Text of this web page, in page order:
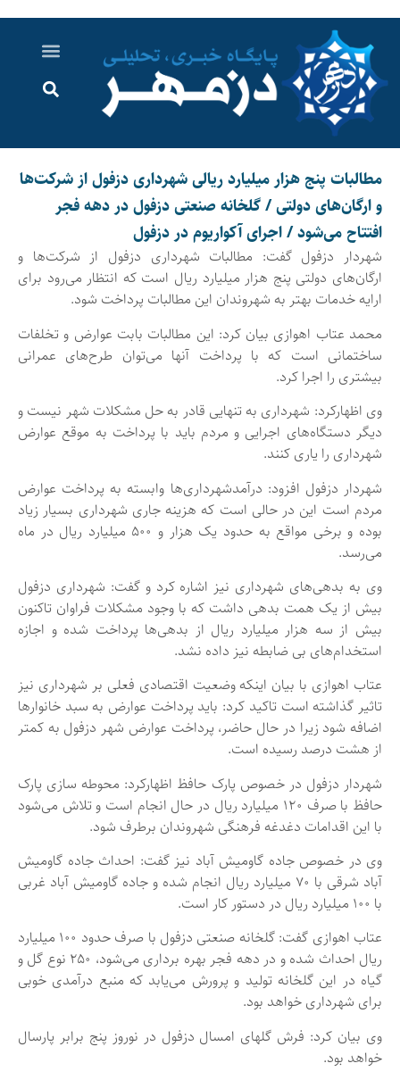
مطالبات پنج هزار میلیارد ریالی شهرداری دزفول از شرکت‌ها
و ارگان‌های دولتی / گلخانه صنعتی دزفول در دهه فجر
افتتاح می‌شود / اجرای آکواریوم در دزفول
شهردار دزفول گفت: مطالبات شهرداری دزفول از شرکت‌ها و
ارگان‌های دولتی پنج هزار میلیارد ریال است که انتظار می‌رود برای
ارایه خدمات بهتر به شهروندان این مطالبات پرداخت شود.
محمد عتاب اهوازی بیان کرد: این مطالبات بابت عوارض و تخلفات
ساختمانی است که با پرداخت آنها می‌توان طرح‌های عمرانی
بیشتری را اجرا کرد.
وی اظهارکرد: شهرداری به تنهایی قادر به حل مشکلات شهر نیست و
دیگر دستگاه‌های اجرایی و مردم باید با پرداخت به موقع عوارض
شهرداری را یاری کنند.
شهردار دزفول افزود: درآمدشهرداری‌ها وابسته به پرداخت عوارض
مردم است این در حالی است که هزینه جاری شهرداری بسیار زیاد
بوده و برخی مواقع به حدود یک هزار و ۵۰۰ میلیارد ریال در ماه
می‌رسد.
وی به بدهی‌های شهرداری نیز اشاره کرد و گفت: شهرداری دزفول
بیش از یک همت بدهی داشت که با وجود مشکلات فراوان تاکنون
بیش از سه هزار میلیارد ریال از بدهی‌ها پرداخت شده و اجازه
استخدام‌های بی ضابطه نیز داده نشد.
عتاب اهوازی با بیان اینکه وضعیت اقتصادی فعلی بر شهرداری نیز
تاثیر گذاشته است تاکید کرد: باید پرداخت عوارض به سبد خانوارها
اضافه شود زیرا در حال حاضر، پرداخت عوارض شهر دزفول به کمتر
از هشت درصد رسیده است.
شهردار دزفول در خصوص پارک حافظ اظهارکرد: محوطه سازی پارک
حافظ با صرف ۱۲۰ میلیارد ریال در حال انجام است و تلاش می‌شود
با این اقدامات دغدغه فرهنگی شهروندان برطرف شود.
وی در خصوص جاده گاومیش آباد نیز گفت: احداث جاده گاومیش
آباد شرقی با ۷۰ میلیارد ریال انجام شده و جاده گاومیش آباد غربی
با ۱۰۰ میلیارد ریال در دستور کار است.
عتاب اهوازی گفت: گلخانه صنعتی دزفول با صرف حدود ۱۰۰ میلیارد
ریال احداث شده و در دهه فجر بهره برداری می‌شود، ۲۵۰ نوع گل و
گیاه در این گلخانه تولید و پرورش می‌یابد که منبع درآمدی خوبی
برای شهرداری خواهد بود.
وی بیان کرد: فرش گلهای امسال دزفول در نوروز پنج برابر پارسال
خواهد بود.